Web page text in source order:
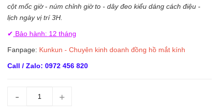
cột mốc giờ - núm chỉnh giờ to - dây đeo kiểu dáng cách điệu -
lịch ngày vị trí 3H.
✔ Bảo hành: 12 tháng
Fanpage: Kunkun - Chuyên kinh doanh đồng hồ mắt kính
Call / Zalo: 0972 456 820
- +